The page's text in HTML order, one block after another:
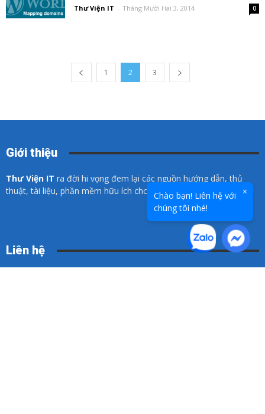
Thư Viện IT - Tháng Mười Hai 3, 2014 0
1 2 3
Giới thiệu
Thư Viện IT ra đời hi vọng đem lại các nguồn hướng dẫn, thủ
thuật, tài liệu, phần mềm hữu ích cho các bạn về lĩnh vực CNTT.
Chào bạn! Liên hệ với
chúng tôi nhé!
×
Liên hệ